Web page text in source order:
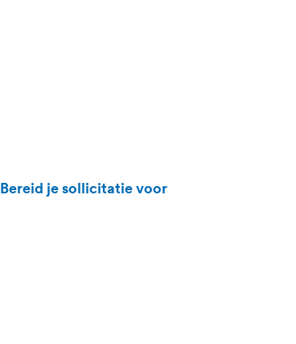
Bereid je sollicitatie voor